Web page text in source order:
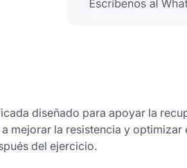
diseñado para apoyar la
mejorar la resistencia y optimizar
del ejercicio.